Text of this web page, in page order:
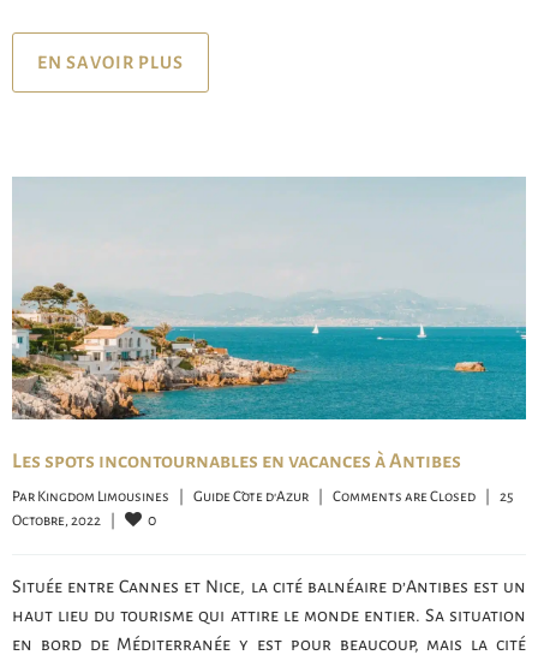
EN SAVOIR PLUS
Les spots incontournables en vacances à Antibes
Par Kingdom Limousines Guide Côte d'Azur Comments are Closed
25
Octobre, 2022
0
Située entre Cannes et Nice, la cité balnéaire d’Antibes est un
haut lieu du tourisme qui attire le monde entier. Sa situation
en bord de Méditerranée y est pour beaucoup, mais la cité